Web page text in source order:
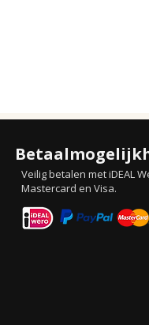
Veilig betalen met iDEAL
Mastercard en Visa.